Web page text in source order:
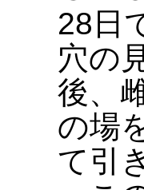
28日
穴の
後、
の場
て引